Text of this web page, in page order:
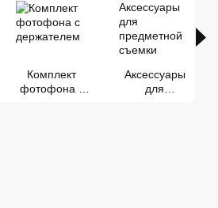
Комплект
фотофона с
Аксессуары
для